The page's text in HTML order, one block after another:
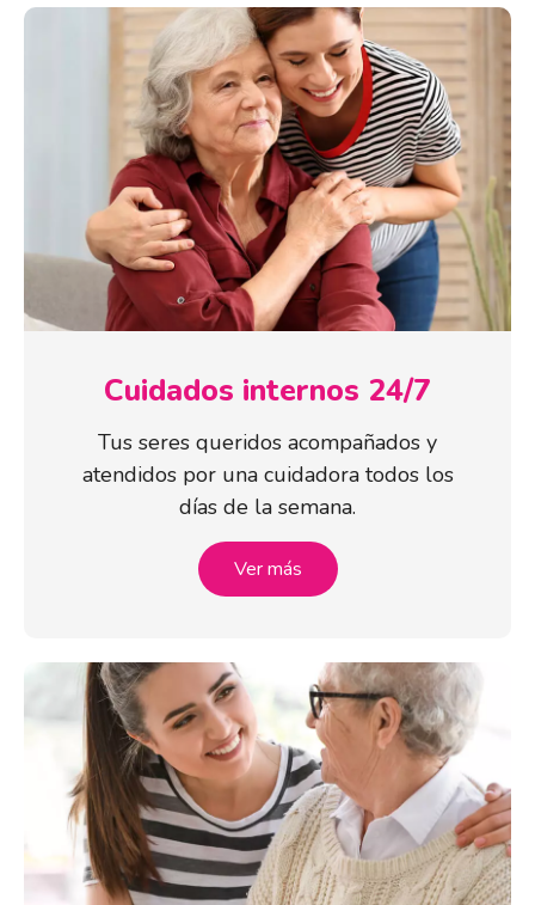
Cuidados internos 24/7
Tus seres queridos acompañados y
atendidos por una cuidadora todos los
días de la semana.
Ver más